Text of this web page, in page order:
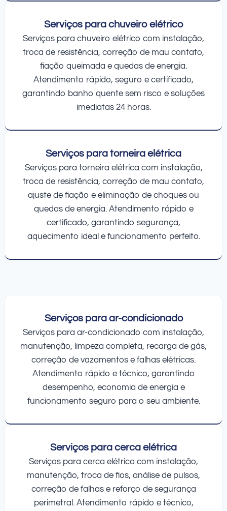
Serviços para chuveiro elétrico
Serviços para chuveiro elétrico com instalação,
troca de resistência, correção de mau contato,
fiação queimada e quedas de energia.
Atendimento rápido, seguro e certificado,
garantindo banho quente sem risco e soluções
imediatas 24 horas.
Serviços para torneira elétrica
Serviços para torneira elétrica com instalação,
troca de resistência, correção de mau contato,
ajuste de fiação e eliminação de choques ou
quedas de energia. Atendimento rápido e
certificado, garantindo segurança,
aquecimento ideal e funcionamento perfeito.
Serviços para ar-condicionado
Serviços para ar-condicionado com instalação,
manutenção, limpeza completa, recarga de gás,
correção de vazamentos e falhas elétricas.
Atendimento rápido e técnico, garantindo
desempenho, economia de energia e
funcionamento seguro para o seu ambiente.
Serviços para cerca elétrica
Serviços para cerca elétrica com instalação,
manutenção, troca de fios, análise de pulsos,
correção de falhas e reforço de segurança
perimetral. Atendimento rápido e técnico,